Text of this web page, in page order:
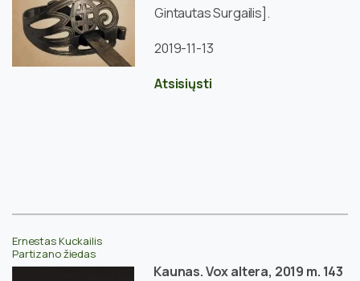
Gintautas Surgailis].
2019-11-13
Atsisiųsti
Ernestas Kuckailis
Partizano žiedas
Kaunas. Vox altera, 2019 m. 143